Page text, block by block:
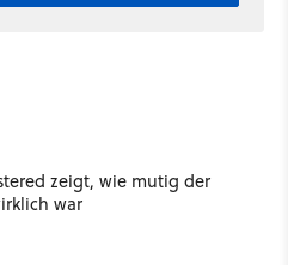
zeigt, wie mutig der
war